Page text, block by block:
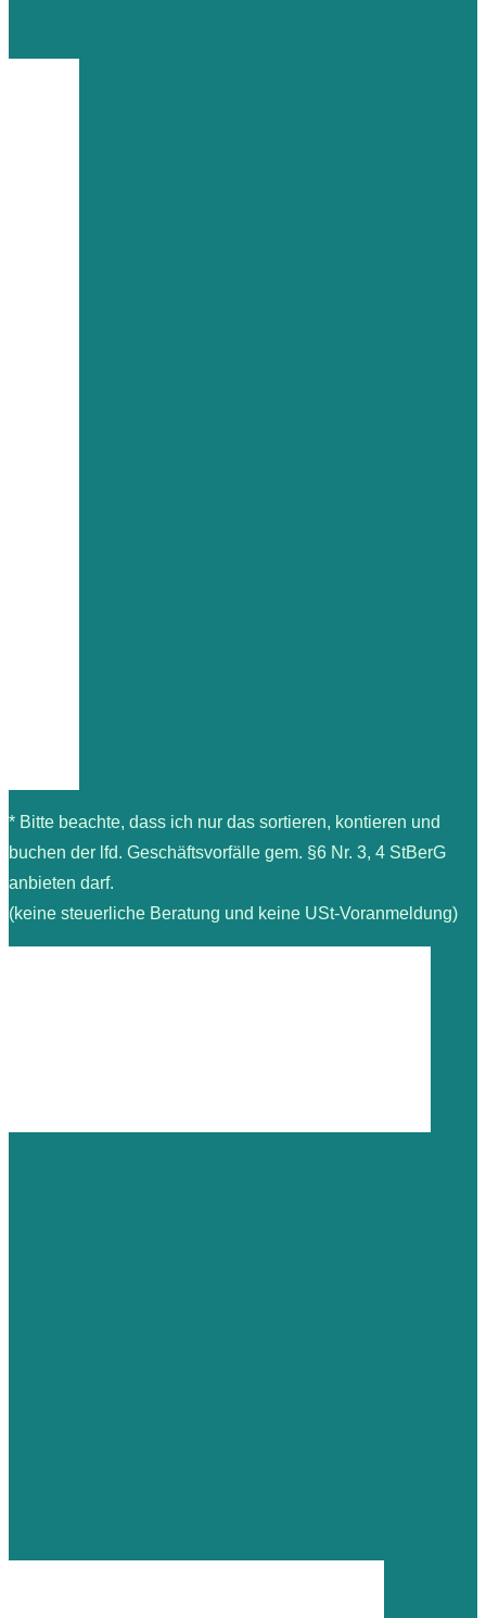
* Bitte beachte, dass ich nur das sortieren, kontieren und
buchen der lfd. Geschäftsvorfälle gem. §6 Nr. 3, 4 StBerG
anbieten darf.
(keine steuerliche Beratung und keine USt-Voranmeldung)